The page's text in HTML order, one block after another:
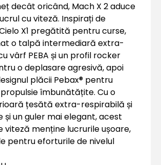
decât oricând, Mach X 2 aduce
cu viteză. Inspirați de
X1 pregătită pentru curse,
o talpă intermediară extra-
vârf PEBA și un profil rocker
o deplasare agresivă, apoi
plăcii Pebax® pentru
îmbunătățite. Cu o
țesătă extra-respirabilă și
și un guler mai elegant, acest
viteză menține lucrurile ușoare,
pentru eforturile de nivelul